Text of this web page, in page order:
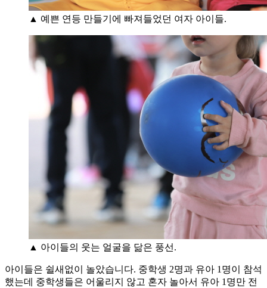
▲ 예쁜 연등 만들기에 빠져들었던 여자 아이들.
▲ 아이들의 웃는 얼굴을 닮은 풍선.
아이들은 쉴새없이 놀았습니다. 중학생 2명과 유아 1명이 참석
했는데 중학생들은 어울리지 않고 혼자 놀아서 유아 1명만 전